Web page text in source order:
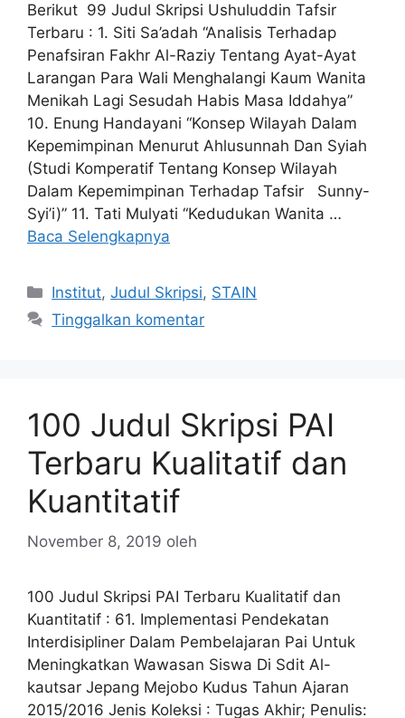
Berikut 99 Judul Skripsi Ushuluddin Tafsir
Terbaru : 1. Siti Sa’adah “Analisis Terhadap
Penafsiran Fakhr Al-Raziy Tentang Ayat-Ayat
Larangan Para Wali Menghalangi Kaum Wanita
Menikah Lagi Sesudah Habis Masa Iddahya”
10. Enung Handayani “Konsep Wilayah Dalam
Kepemimpinan Menurut Ahlusunnah Dan Syiah
(Studi Komperatif Tentang Konsep Wilayah
Dalam Kepemimpinan Terhadap Tafsir Sunny-
Syi’i)” 11. Tati Mulyati “Kedudukan Wanita …
Baca Selengkapnya
Kategori
Institut,Judul Skripsi, STAIN
Tinggalkan komentar
100 Judul Skripsi PAI
Terbaru Kualitatif dan
Kuantitatif
November 8, 2019 oleh
100 Judul Skripsi PAI Terbaru Kualitatif dan
Kuantitatif : 61. Implementasi Pendekatan
Interdisipliner Dalam Pembelajaran Pai Untuk
Meningkatkan Wawasan Siswa Di Sdit Al-
kautsar Jepang Mejobo Kudus Tahun Ajaran
2015/2016 Jenis Koleksi : Tugas Akhir; Penulis: